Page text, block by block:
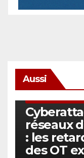
Aussi
réseaux
: les
des OT